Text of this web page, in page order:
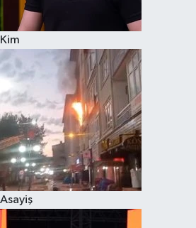
Kim
Asayiş
Siyaset
Teknoloji
Televizyon
Yaşam-Çevre